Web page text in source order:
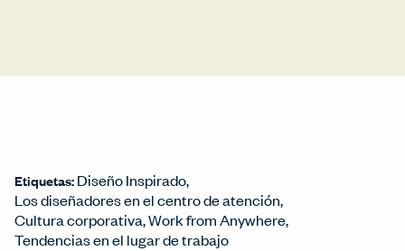
Etiquetas:Diseño Inspirado
Los diseñadores en el centro de atención
Cultura corporativa Work from Anywhere
Tendencias en el lugar de trabajo